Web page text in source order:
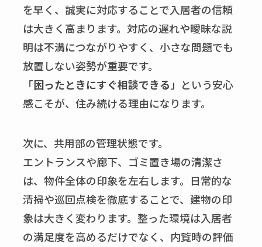
を早く、誠実に対応することで入居者の信頼
は大きく高まります。対応の遅れや曖昧な説
明は不満につながりやすく、小さな問題でも
放置しない姿勢が重要です。
「困ったときにすぐ相談できる」という安心
感こそが、住み続ける理由になります。
次に、共用部の管理状態です。
エントランスや廊下、ゴミ置き場の清潔さ
は、物件全体の印象を左右します。日常的な
清掃や巡回点検を徹底することで、建物の印
象は大きく変わります。整った環境は入居者
の満足度を高めるだけでなく、内覧時の評価